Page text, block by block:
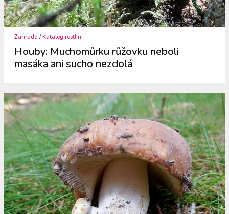
Zahrada /Katalog rostlin
Houby: Muchomůrku růžovku neboli
masáka ani sucho nezdolá